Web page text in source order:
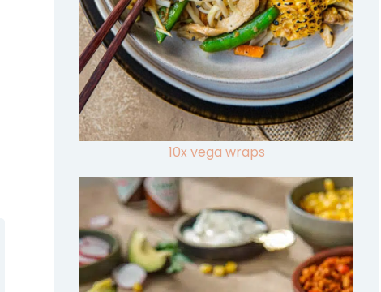
10x vega wraps